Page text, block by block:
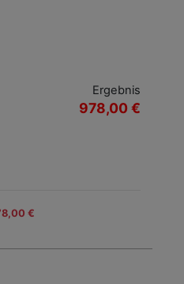
Ergebnis
978,00 €
€